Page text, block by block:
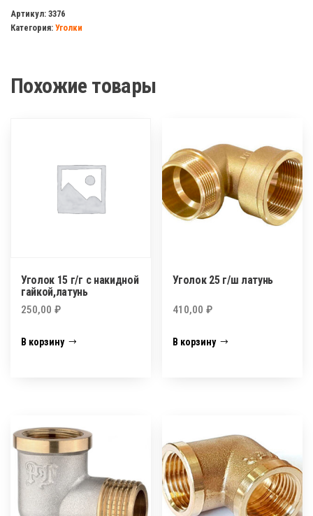
15
ш/
Артикул: 3376
Категория: Уголки
Похожие товары
Уголок 15 г/г с накидной
гайкой,латунь
250,00 ₽
В корзину
Уголок 25 г/ш латунь
410,00₽
В корзину